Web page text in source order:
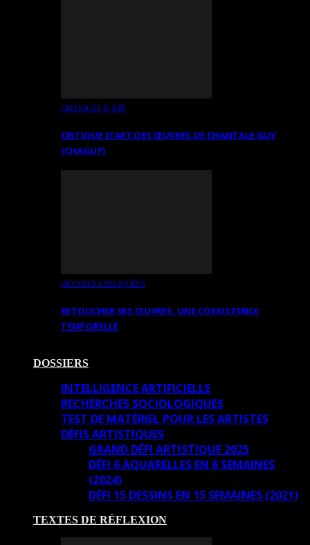
CRITIQUES D’ART
CRITIQUE D’ART DES ŒUVRES DE CHANTALE GUY
(CHAGUY)
OEUVRES EXPLIQUÉES
RETOUCHER SES ŒUVRES. UNE COEXISTENCE
TEMPORELLE
DOSSIERS
INTELLIGENCE ARTIFICIELLE
RECHERCHES SOCIOLOGIQUES
TEST DE MATÉRIEL POUR LES ARTISTES
DÉFIS ARTISTIQUES
GRAND DÉFI ARTISTIQUE 2025
DÉFI 6 AQUARELLES EN 6 SEMAINES
(2024)
DÉFI 15 DESSINS EN 15 SEMAINES (2021)
TEXTES DE RÉFLEXION